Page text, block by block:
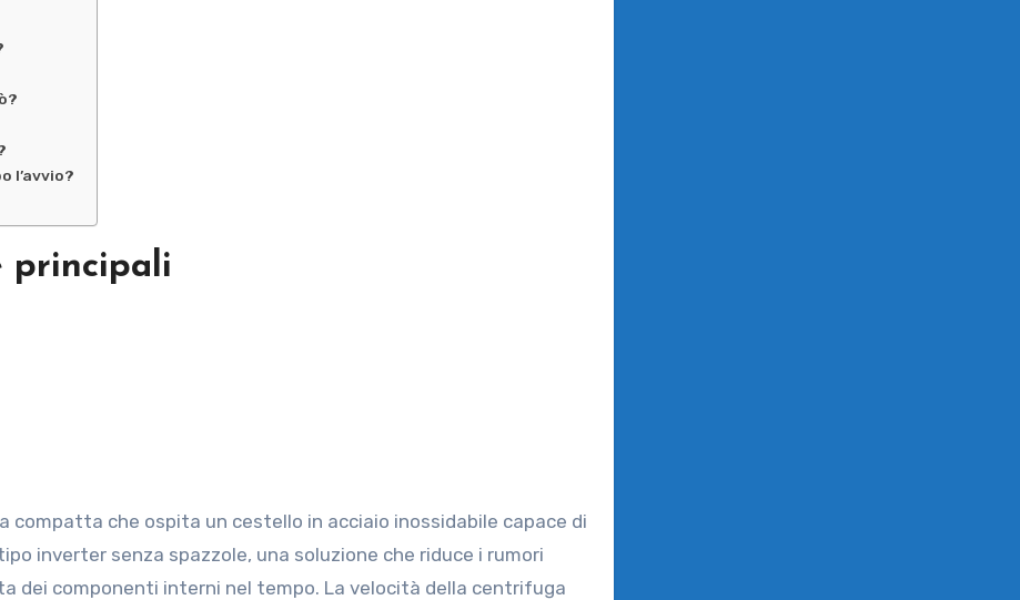
l’avvio?
principali
che ospita un cestello in acciaio inossidabile capace di
inverter senza spazzole, una soluzione che riduce i rumori
dei componenti interni nel tempo. La velocità della centrifuga